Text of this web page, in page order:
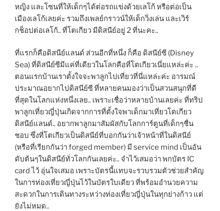
หญิง และโซนที่ให้เด็กๆได้ต่อรถแข่งด้วยเลโก้ หรือต่อเป็น
เมืองเลโก้เลยค่ะ รวมถึงเพลย์กราวน์ให้เด็กวิ่งเล่น และเวิร์
กช็อปต่อเลโก้.. ที่โตเกียว มีดิสนีย์อยู่ 2 ที่นะคะ..
ที่แรกก็คือดิสนีย์แลนด์ ส่วนอีกที่หนึ่ง ก็คือ ดิสนีย์ซี (Disney
Sea) ที่ดิสนีย์ซีมีแค่ที่เดียวในโลกคือที่โตเกียวเนี่ยแหล่ะค่ะ ..
ตอนแรกบ้านเราตั้งใจจะพาลูกไปเที่ยวที่นี่แหล่ะค่ะ อารมณ์
ประมาณอยากไปดิสนีย์ซี ที่หลายคนมองว่าเป็นสวนสนุกที่ดี
ที่สุดในโลกแห่งหนึ่งเลย.. เพราะเชื่อว่าหลายบ้านเลยค่ะ ที่ทริป
พาลูกเที่ยวญี่ปุ่นเกิดจากการที่ตั้งใจพาเด็กมาเที่ยวโตเกียว
ดิสนีย์แลนด์.. อยากพาลูกมาสัมผัสกับโลกการ์ตูนที่เด็กๆชื่น
ชอบ ซึ่งที่โตเกียวเป็นดิสนีย์ที่บอกกันว่าเจ้าหน้าที่ในดิสนีย์
(หรือที่เรียกกันว่า forged member) มี service mind เป็นอัน
ดับต้นๆในดิสนีย์ทั่วโลกกันเลยค่ะ.. จำไว้เสมอว่า พกบัตร IC
card ไว้ อุ่นใจเสมอ เพราะบัตรนี้แทบจะรวบรวมตัวช่วยสำคัญ
ในการท่องเที่ยวญี่ปุ่นไว้ในบัตรใบเดียว ที่พร้อมอำนวยความ
สะดวกในการเดินทางระหว่างท่องเที่ยวญี่ปุ่นในทุกย่างก้าว แต่
ยังไม่หมด..